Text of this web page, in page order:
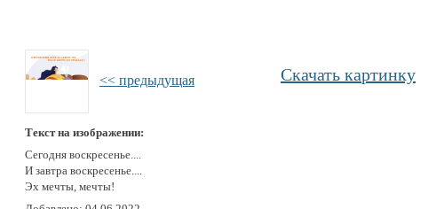
<< предыдущая Скачать картинку
Текст на изображении:
Сегодня воскресенье....
И завтра воскресенье....
Эх мечты, мечты!